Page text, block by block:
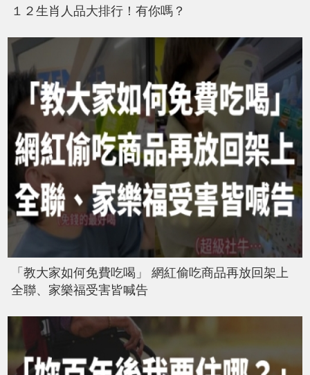
１２生肖人品大排行！有你嗎？
「教大家如何免費吃喝」 網紅偷吃商品再放回架上
全聯、家樂福受害皆喊告